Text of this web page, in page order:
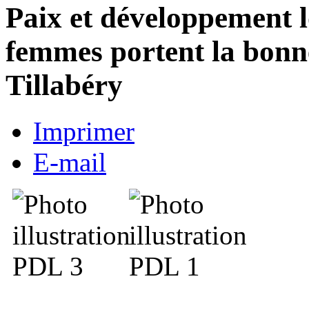
Paix et développement
femmes portent la
Tillabéry
Imprimer
E-mail